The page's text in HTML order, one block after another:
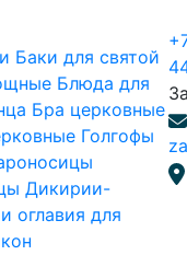
Баки для святой
Блюда для
Бра церковные
Голгофы
Дикирии-
оглавия для